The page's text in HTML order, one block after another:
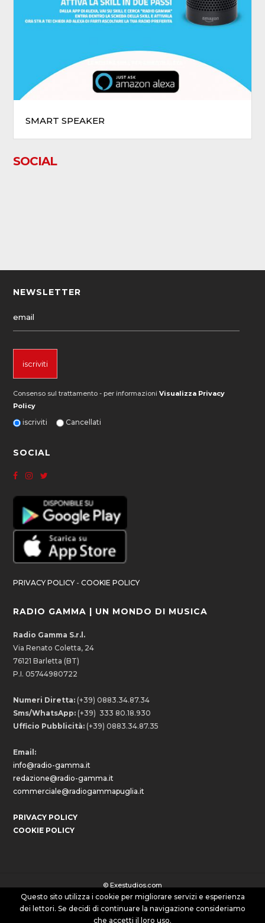
SMART SPEAKER
SOCIAL
NEWSLETTER
Consenso sul trattamento - per informazioniVisualizza Privacy
Policy
iscriviti Cancellati
SOCIAL
PRIVACY POLICY -COOKIE POLICY
RADIO GAMMA | UN MONDO DI MUSICA
Radio Gamma S.r.l.
Via Renato Coletta, 24
76121 Barletta (BT)
P.I. 05744980722
Numeri Diretta:(+39) 0883.34.87.34
Sms/WhatsApp:(+39) 333 80.18.930
Ufficio Pubblicità:(+39) 0883.34.87.35
Email:
info@radio-gamma.it
redazione@radio-gamma.it
commerciale@radiogammapuglia.it
PRIVACY POLICY
COOKIE POLICY
© Exestudios.com
Questo sito utilizza i cookie per migliorare servizi e esperienza
dei lettori. Se decidi di continuare la navigazione consideriamo
che accetti il loro uso.